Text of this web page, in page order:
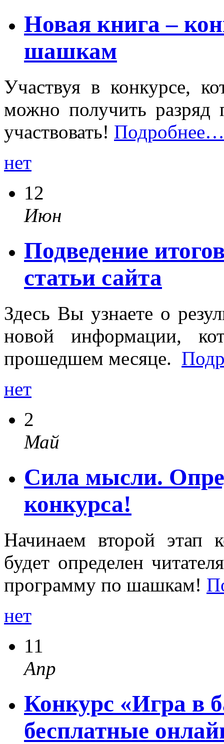
Новая книга –
шашкам
Участвуя в конкурсе,
можно получить
участвовать! Подробнее…
нет
12
Июн
Подведение
статьи сайта
Здесь Вы узнаете о
новой информации,
прошедшем месяце.
нет
2
Май
Сила мысли.
конкурса!
Начинаем второй этап
будет определен
программу по шашкам!
нет
11
Апр
Конкурс «Игра в
бесплатные